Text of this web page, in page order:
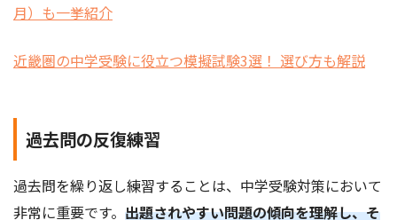
月）も一挙紹介
近畿圏の中学受験に役立つ模擬試験3選！ 選び方も解説
過去問の反復練習
過去問を繰り返し練習することは、中学受験対策において
非常に重要です。 出題されやすい問題の傾向を理解し、そ